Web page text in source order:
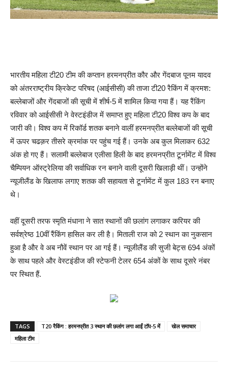
भारतीय महिला टी20 टीम की कप्तान हरमनप्रीत कौर और गेंदबाज पूनम यादव
को अंतरराष्ट्रीय क्रिकेट परिषद (आईसीसी) की ताजा टी20 रैकिंग में क्रमश:
बल्लेबाजों और गेंदबाजों की सूची में शीर्ष-5 में शामिल किया गया हैं। यह रैंकिंग
रविवार को आईसीसी ने वेस्टइंडीज में समाप्त हुए महिला टी20 विश्व कप के बाद
जारी की। विश्व कप में रिकॉर्ड शतक बनाने वालीं हरमनप्रीत बल्लेबाजों की सूची
में ऊपर चढक़र तीसरे क्रमांक पर पहुंच गई हैं। उनके अब कुल मिलाकर 632
अंक हो गए हैं। सलामी बल्लेबाज एलीसा हिली के बाद हरमनप्रीत टूर्नामेंट में विश्व
चैम्पियन ऑस्ट्रेलिया की सर्वाधिक रन बनाने वाली दूसरी खिलाड़ी थीं। उन्होंने
न्यूजीलैंड के खिलाफ लगाए शतक की सहायता से टूर्नामेंट में कुल 183 रन बनाए
थे।
वहीं दूसरी तरफ स्मृति मंधाना ने सात स्थानों की छलांग लगाकर करियर की
सर्वश्रेष्ठ 10वीं रैंकिंग हासिल कर ली है। मिताली राज को 2 स्थान का नुकसान
हुआ है और वे अब नौवें स्थान पर आ गई हैं। न्यूजीलैंड की सुजी बेट्स 694 अंकों
के साथ पहले और वेस्टइंडीज की स्टेफनी टेलर 654 अंकों के साथ दूसरे नंबर
पर स्थित हैं.
TAGS T20 रैकिंग : हरमनप्रीत 3 स्थान की छलांग लगा आईं टॉप-5 में
खेल समाचार
महिला टीम